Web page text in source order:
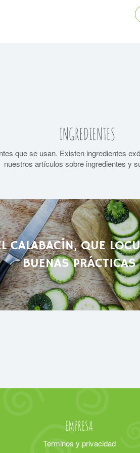
INGREDIENTES
que se usan. Existen ingredientes
nuestros artículos sobre ingredientes y
CALABACÍN, QUE
BUENAS PRÁCTICAS
EMPRESA
Terminos y privacidad